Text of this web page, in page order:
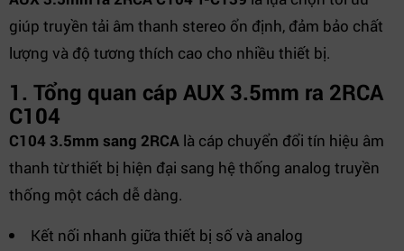
giúp truyền tải âm thanh stereo ổn định, đảm bảo chất
lượng và độ tương thích cao cho nhiều thiết bị.
1. Tổng quan cáp AUX 3.5mm ra 2RCA
C104
C104 3.5mm sang 2RCA là cáp chuyển đổi tín hiệu âm
thanh từ thiết bị hiện đại sang hệ thống analog truyền
thống một cách dễ dàng.
Kết nối nhanh giữa thiết bị số và analog